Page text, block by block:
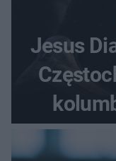
Jesus